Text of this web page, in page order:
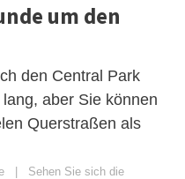
um den
den Central Park
aber Sie können
Querstraßen als
| Sehen Sie sich die